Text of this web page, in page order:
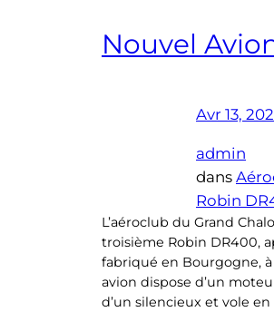
Nouvel
Avr 13,
admin
dans
Robin
L’aéroclub du Grand
troisième Robin DR400,
fabriqué en Bourgogne,
avion dispose d’un
d’un silencieux et vole